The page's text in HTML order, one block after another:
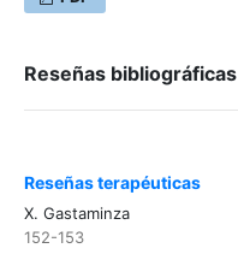
Reseñas bibliográficas
Reseñas terapéuticas
X. Gastaminza
152-153